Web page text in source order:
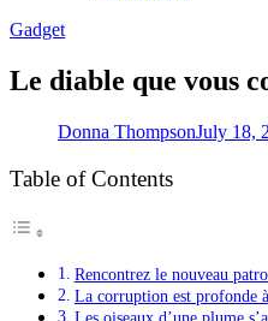
Gadget
Le diable que vous
Donna ThompsonJuly 18,
Table of Contents
Rencontrez le nouveau
La corruption est profonde